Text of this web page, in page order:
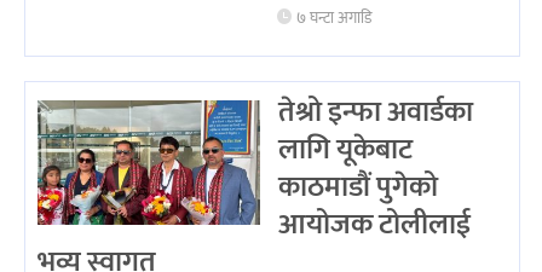
७ घन्टा अगाडि
तेश्रो इन्फा अवार्डका
लागि यूकेबाट
काठमाडौं पुगेको
आयोजक टोलीलाई
भव्य स्वागत